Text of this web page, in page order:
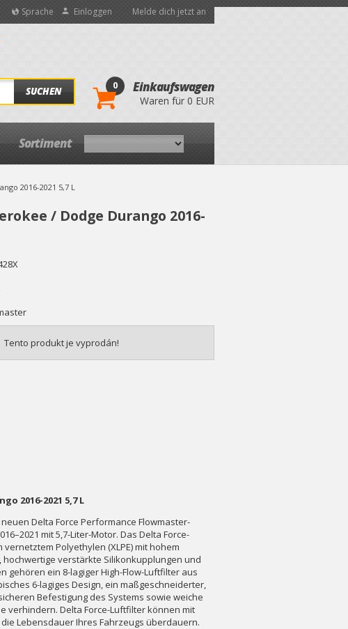
Sprache Einloggen Melde dich jetzt an
SUCHEN 0 Einkaufswagen
Waren für 0 EUR
Sortiment
2016-2021 5,7 L
/ Dodge Durango 2016-
Tento produkt je vyprodán!
2016-2021 5,7 L
Delta Force Performance Flowmaster-
mit 5,7-Liter-Motor. Das Delta Force-
Polyethylen (XLPE) mit hohem
verstärkte Silikonkupplungen und
gehören ein 8-lagiger High-Flow-Luftfilter aus
6-lagiges Design, ein maßgeschneiderter,
Befestigung des Systems sowie weiche
verhindern. Delta Force-Luftfilter können mit
Lebensdauer Ihres Fahrzeugs überdauern.